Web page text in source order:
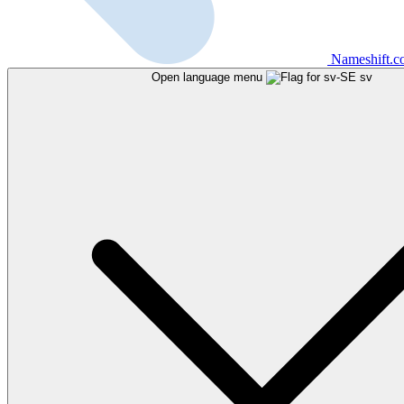
Open language menu sv